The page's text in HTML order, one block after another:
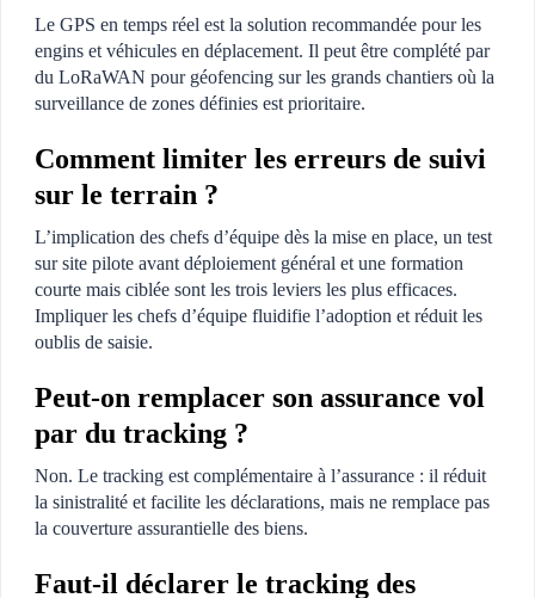
Le GPS en temps réel est la solution recommandée pour les
engins et véhicules en déplacement. Il peut être complété par
du LoRaWAN pour géofencing sur les grands chantiers où la
surveillance de zones définies est prioritaire.
Comment limiter les erreurs de suivi
sur le terrain ?
L’implication des chefs d’équipe dès la mise en place, un test
sur site pilote avant déploiement général et une formation
courte mais ciblée sont les trois leviers les plus efficaces.
Impliquer les chefs d’équipe fluidifie l’adoption et réduit les
oublis de saisie.
Peut-on remplacer son assurance vol
par du tracking ?
Non. Le tracking est complémentaire à l’assurance : il réduit
la sinistralité et facilite les déclarations, mais ne remplace pas
la couverture assurantielle des biens.
Faut-il déclarer le tracking des